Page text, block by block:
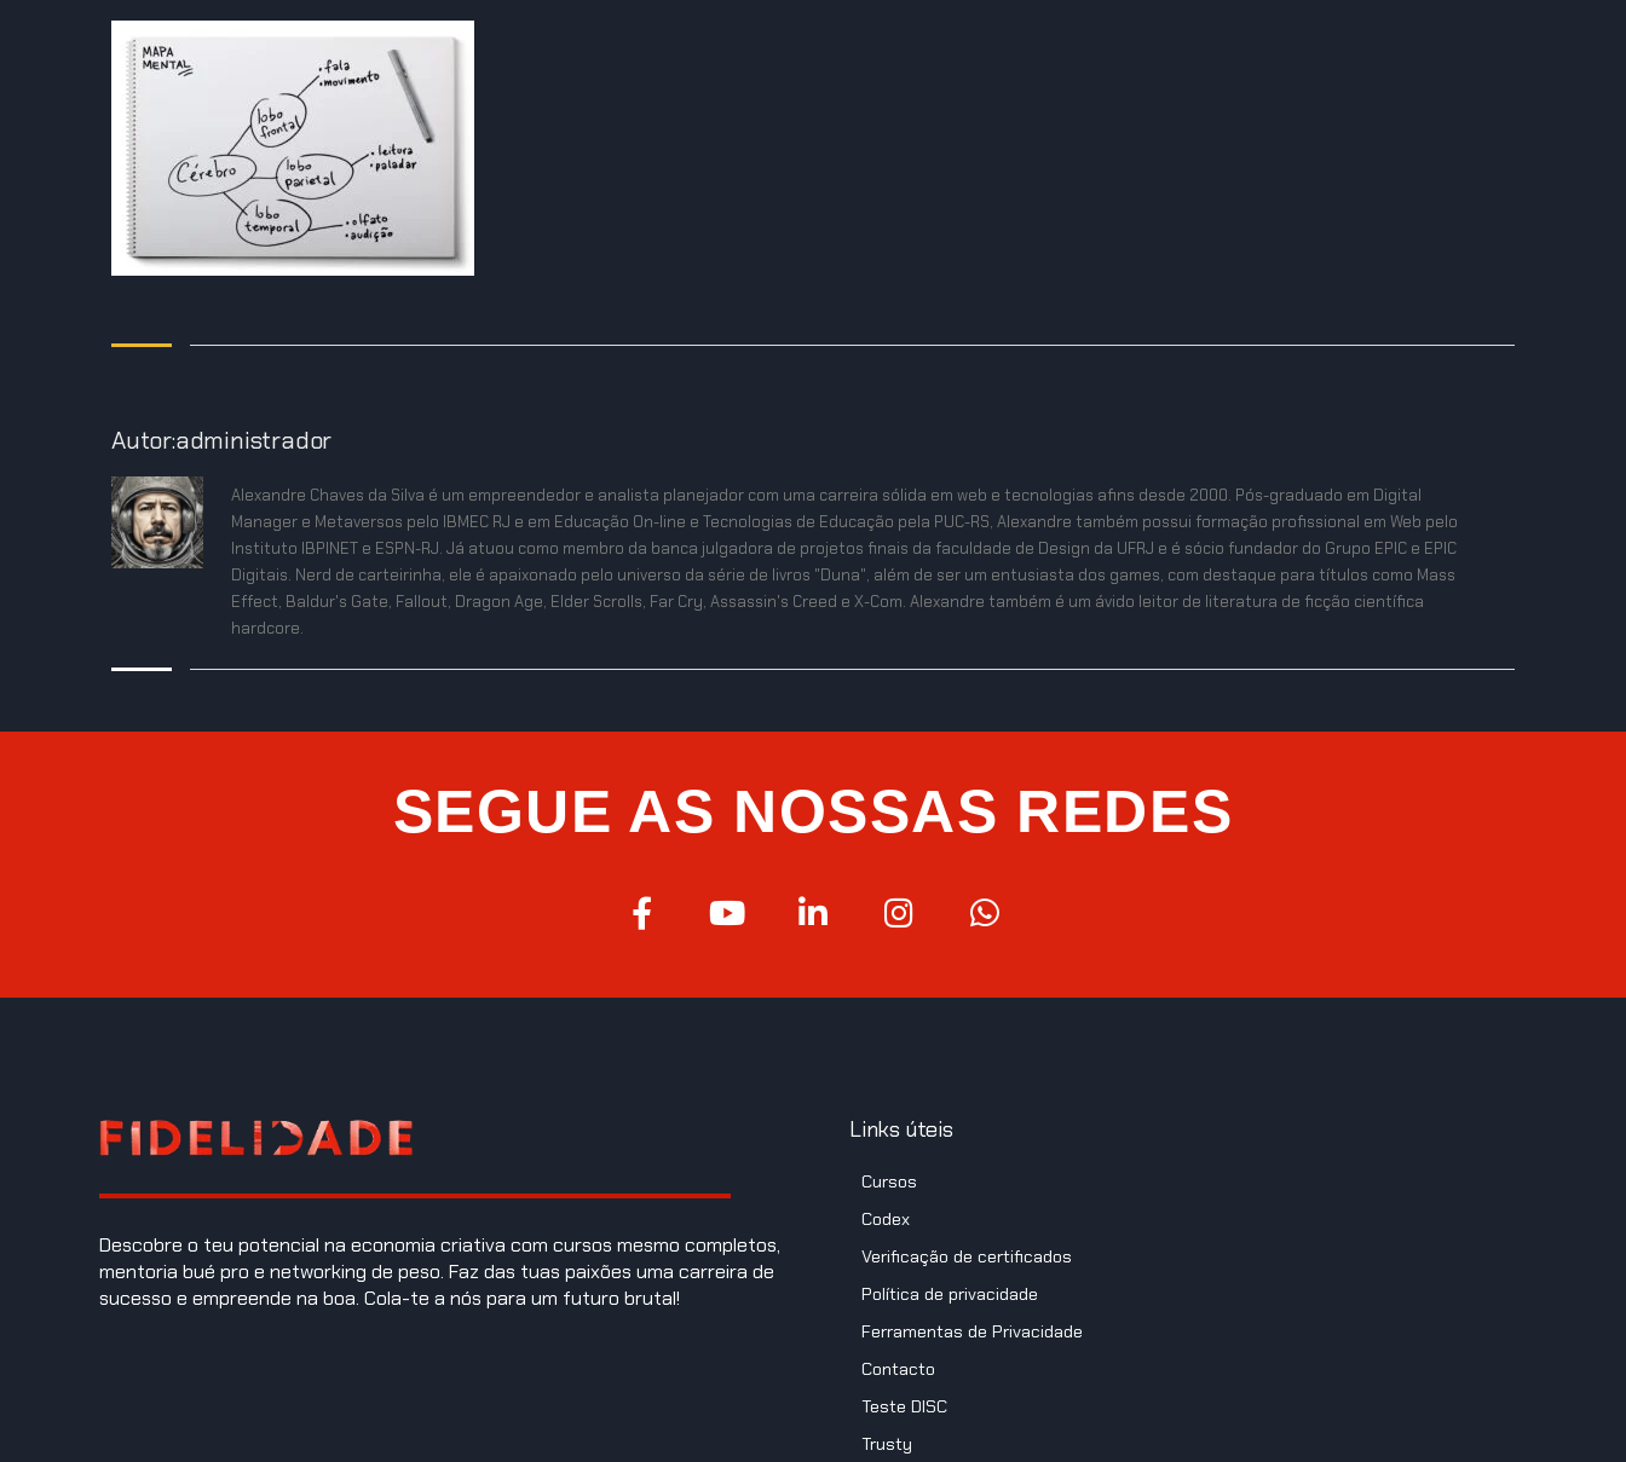
Autor:administrador
Alexandre Chaves da Silva é um empreendedor e analista planejador com uma carreira sólida em web e tecnologias afins desde 2000. Pós-graduado em Digital
Manager e Metaversos pelo IBMEC RJ e em Educação On-line e Tecnologias de Educação pela PUC-RS, Alexandre também possui formação profissional em Web pelo
Instituto IBPINET e ESPN-RJ. Já atuou como membro da banca julgadora de projetos finais da faculdade de Design da UFRJ e é sócio fundador do Grupo EPIC e EPIC
Digitais. Nerd de carteirinha, ele é apaixonado pelo universo da série de livros "Duna", além de ser um entusiasta dos games, com destaque para títulos como Mass
Effect, Baldur's Gate, Fallout, Dragon Age, Elder Scrolls, Far Cry, Assassin's Creed e X-Com. Alexandre também é um ávido leitor de literatura de ficção científica
hardcore.
SEGUE AS NOSSAS REDES
Descobre o teu potencial na economia criativa com cursos mesmo completos,
mentoria bué pro e networking de peso. Faz das tuas paixões uma carreira de
sucesso e empreende na boa. Cola-te a nós para um futuro brutal!
Links úteis
Cursos
Codex
Verificação de certificados
Política de privacidade
Ferramentas de Privacidade
Contacto
Teste DISC
Trusty